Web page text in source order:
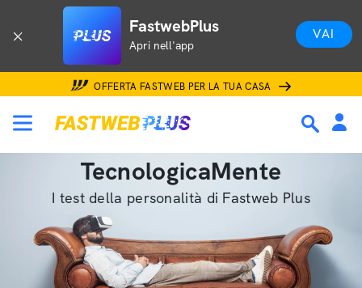
FastwebPlus
Apri nell'app
VAI
OFFERTA FASTWEB PER LA TUA CASA
TecnologicaMente
I test della personalità di Fastweb Plus